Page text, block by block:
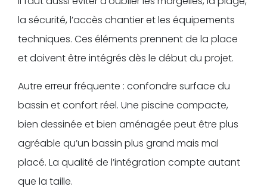
la sécurité, l’accès chantier et les équipements
techniques. Ces éléments prennent de la place
et doivent être intégrés dès le début du projet.
Autre erreur fréquente : confondre surface du
bassin et confort réel. Une piscine compacte,
bien dessinée et bien aménagée peut être plus
agréable qu’un bassin plus grand mais mal
placé. La qualité de l’intégration compte autant
que la taille.